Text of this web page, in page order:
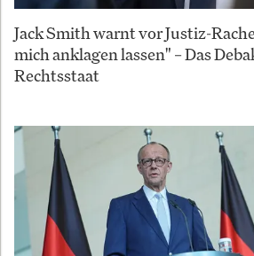
Jack Smith warnt vor Justiz-
mich anklagen lassen" – Das
Rechtsstaat